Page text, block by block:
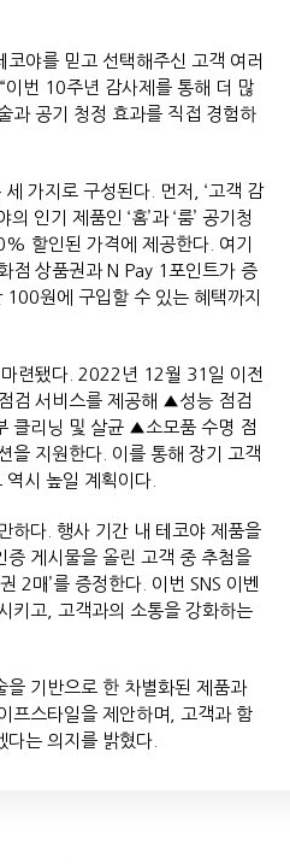
야를 믿고 선택해주신 고객 여러
이번 10주년 감사제를 통해 더 많
과 공기 청정 효과를 직접 경험하
가지로 구성된다. 먼저, ‘고객 감
인기 제품인 ‘홈’과 ‘룸’ 공기청
할인된 가격에 제공한다. 여기
점 상품권과 N Pay 1포인트가 증
원에 구입할 수 있는 혜택까지
련됐다. 2022년 12월 31일 이전
검 서비스를 제공해 ▲성능 점검
클리닝 및 살균 ▲소모품 수명 점
을 지원한다. 이를 통해 장기 고객
시 높일 계획이다.
하다. 행사 기간 내 테코야 제품을
증 게시물을 올린 고객 중 추첨을
2매’를 증정한다. 이번 SNS 이벤
키고, 고객과의 소통을 강화하는
을 기반으로 한 차별화된 제품과
프스타일을 제안하며, 고객과 함
는 의지를 밝혔다.